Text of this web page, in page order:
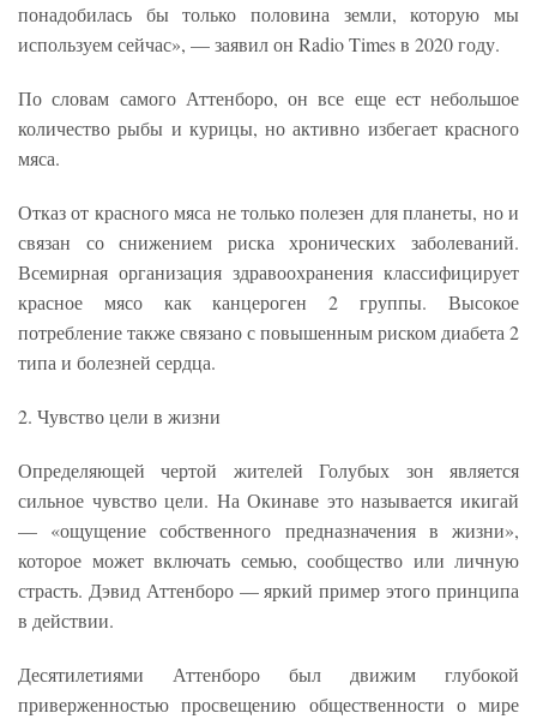
понадобилась бы только половина земли, которую мы
используем сейчас», — заявил он Radio Times в 2020 году.
По словам самого Аттенборо, он все еще ест небольшое
количество рыбы и курицы, но активно избегает красного
мяса.
Отказ от красного мяса не только полезен для планеты, но и
связан со снижением риска хронических заболеваний.
Всемирная организация здравоохранения классифицирует
красное мясо как канцероген 2 группы. Высокое
потребление также связано с повышенным риском диабета 2
типа и болезней сердца.
2. Чувство цели в жизни
Определяющей чертой жителей Голубых зон является
сильное чувство цели. На Окинаве это называется икигай
— «ощущение собственного предназначения в жизни»,
которое может включать семью, сообщество или личную
страсть. Дэвид Аттенборо — яркий пример этого принципа
в действии.
Десятилетиями Аттенборо был движим глубокой
приверженностью просвещению общественности о мире